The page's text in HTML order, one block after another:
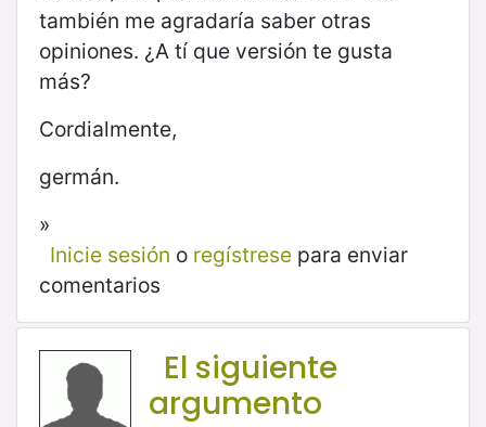
también me agradaría saber otras
opiniones. ¿A tí que versión te gusta
más?
Cordialmente,
germán.
»
Inicie sesión o regístresepara enviar
comentarios
El siguiente
argumento